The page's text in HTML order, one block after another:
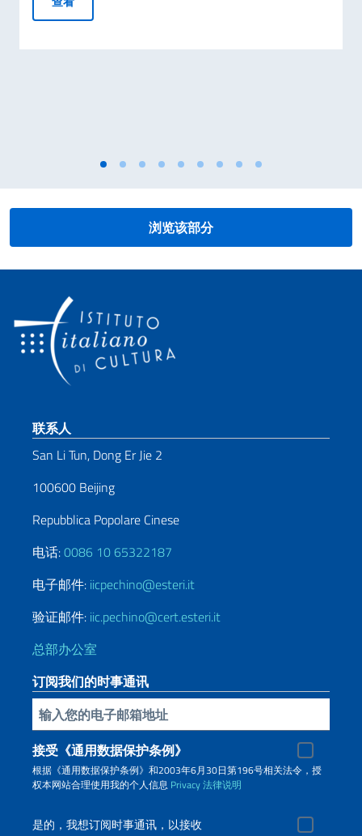
浏览该部分
页脚部分
联系人
San Li Tun, Dong Er Jie 2
100600 Beijing
Repubblica Popolare Cinese
电话:0086 10 65322187
电子邮件: iicpechino@esteri.it
验证邮件: iic.pechino@cert.esteri.it
总部办公室
订阅我们的时事通讯
插入你的電子郵件
接受《通用数据保护条例》
根据《通用数据保护条例》和2003年6月30日第196号相关法令，授
权本网站合理使用我的个人信息 Privacy法律说明
是的，我想订阅时事通讯，以接收